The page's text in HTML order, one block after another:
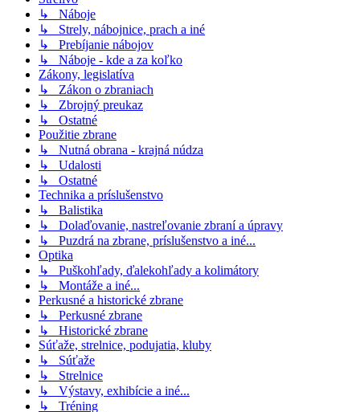
↳ Náboje
↳ Strely, nábojnice, prach a iné
↳ Prebíjanie nábojov
↳ Náboje - kde a za koľko
Zákony, legislatíva
↳ Zákon o zbraniach
↳ Zbrojný preukaz
↳ Ostatné
Použitie zbrane
↳ Nutná obrana - krajná núdza
↳ Udalosti
↳ Ostatné
Technika a príslušenstvo
↳ Balistika
↳ Dolaďovanie, nastreľovanie zbraní a úpravy
↳ Puzdrá na zbrane, príslušenstvo a iné...
Optika
↳ Puškohľady, ďalekohľady a kolimátory
↳ Montáže a iné...
Perkusné a historické zbrane
↳ Perkusné zbrane
↳ Historické zbrane
Súťaže, strelnice, podujatia, kluby
↳ Súťaže
↳ Strelnice
↳ Výstavy, exhibície a iné...
↳ Tréning